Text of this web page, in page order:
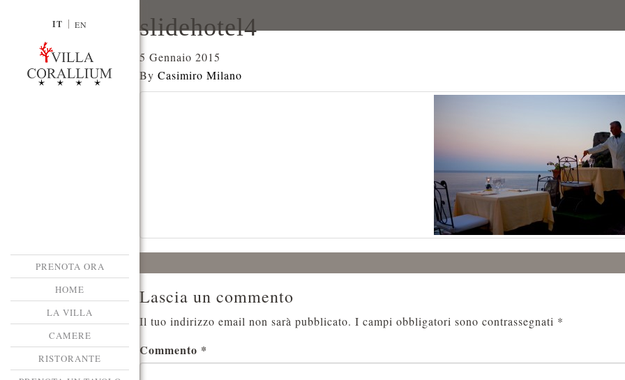
IT EN
PRENOTA ORA
HOME
LA VILLA
CAMERE
RISTORANTE
slidehotel4
5 Gennaio 2015
By Casimiro Milano
Lascia un commento
Il tuo indirizzo email non sarà pubblicato. I campi obbligatori sono contrassegnati *
Commento *